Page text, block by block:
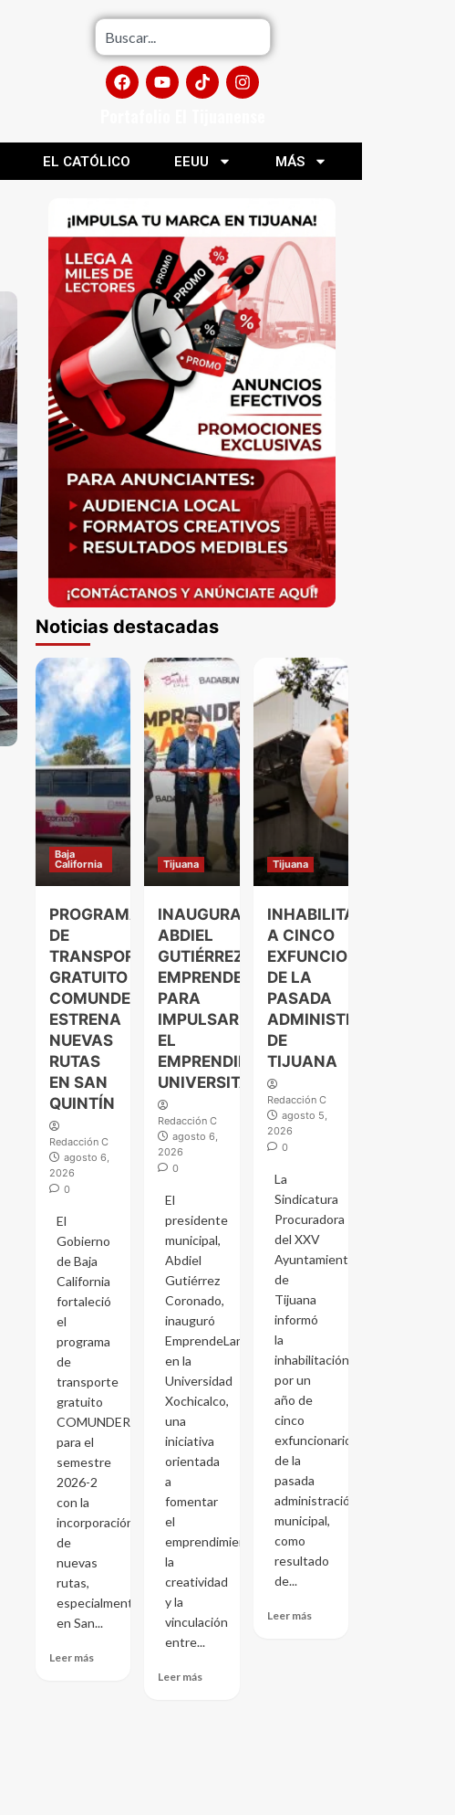
EL CATÓLICO EEUU MÁS
Noticias destacadas
Baja
California
PROGRAMA
DE
TRANSPORTE
GRATUITO
COMUNDER
ESTRENA
NUEVAS
RUTAS
EN SAN
QUINTÍN
Redacción C
agosto 6,
2026
0
El
Gobierno
de Baja
California
fortaleció
el
programa
de
transporte
gratuito
COMUNDER
para el
semestre
2026-2
con la
incorporación
de
nuevas
rutas,
especialmente
en San...
Leer más
Tijuana
INAUGURA
ABDIEL
GUTIÉRREZ
EMPRENDELAND
PARA
IMPULSAR
EL
EMPRENDIMIENTO
UNIVERSITARIO
Redacción C
agosto 6,
2026
0
El
presidente
municipal,
Abdiel
Gutiérrez
Coronado,
inauguró
EmprendeLand
en la
Universidad
Xochicalco,
una
iniciativa
orientada
a
fomentar
el
emprendimiento,
la
creatividad
y la
vinculación
entre...
Leer más
Tijuana
INHABILITAN
A CINCO
EXFUNCIONARIOS
DE LA
PASADA
ADMINISTRACIÓN
DE
TIJUANA
Redacción C
agosto 5,
2026
0
La
Sindicatura
Procuradora
del XXV
Ayuntamiento
de
Tijuana
informó
la
inhabilitación
por un
año de
cinco
exfuncionarios
de la
pasada
administración
municipal,
como
resultado
de...
Leer más